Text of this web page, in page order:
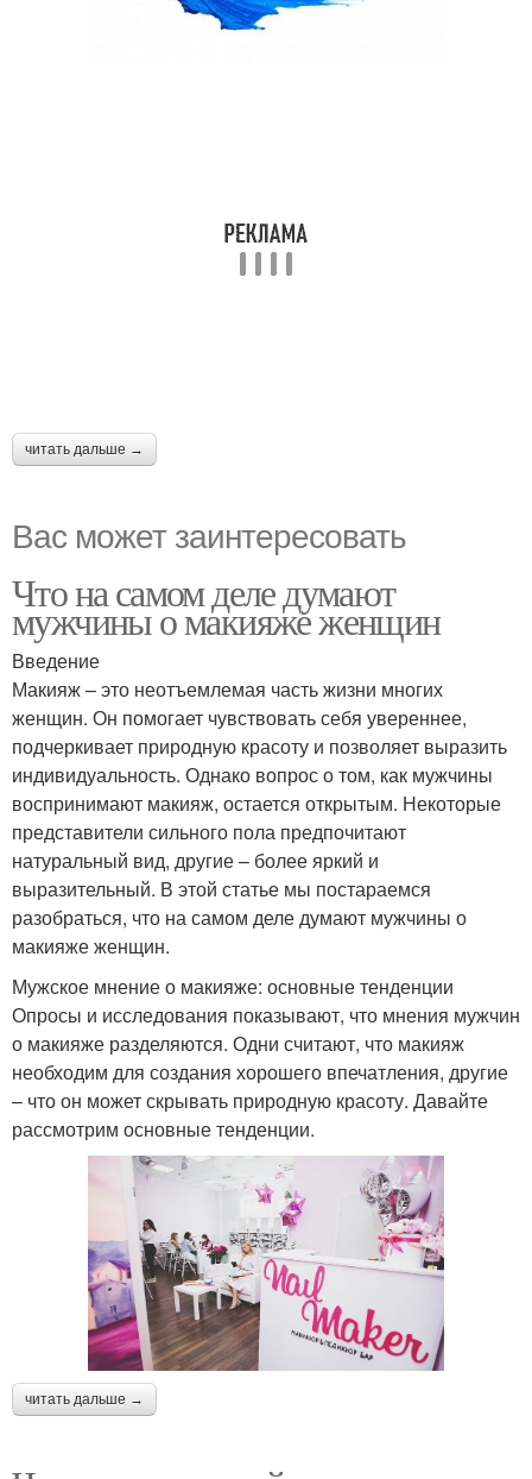
читать дальше →
Вас может заинтересовать
Что на самом деле думают
мужчины о макияже женщин
Введение
Макияж – это неотъемлемая часть жизни многих
женщин. Он помогает чувствовать себя увереннее,
подчеркивает природную красоту и позволяет выразить
индивидуальность. Однако вопрос о том, как мужчины
воспринимают макияж, остается открытым. Некоторые
представители сильного пола предпочитают
натуральный вид, другие – более яркий и
выразительный. В этой статье мы постараемся
разобраться, что на самом деле думают мужчины о
макияже женщин.
Мужское мнение о макияже: основные тенденции
Опросы и исследования показывают, что мнения мужчин
о макияже разделяются. Одни считают, что макияж
необходим для создания хорошего впечатления, другие
– что он может скрывать природную красоту. Давайте
рассмотрим основные тенденции.
читать дальше →